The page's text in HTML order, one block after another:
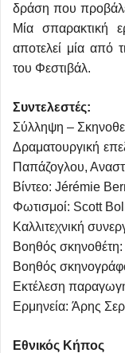
δράση που
Μία σπαρακτική
αποτελεί μία από
του Φεστιβάλ.
Συντελεστές:
Σύλληψη –
Δραματουργική
Παπάζογλου,
Βίντεο: Jérémie
Φωτισμοί: Scott
Καλλιτεχνική
Βοηθός
Βοηθός
Εκτέλεση
Ερμηνεία: Άρης
Εθνικός Κήπος